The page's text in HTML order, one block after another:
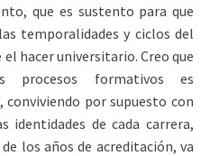
que es sustento para que
temporalidades y ciclos del
hacer universitario. Creo que
formativos es
por supuesto con
identidades de cada carrera,
los años de acreditación, va